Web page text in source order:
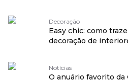
Decoração
Easy chic: como
decoração de
Notícias
O anuário favorito da